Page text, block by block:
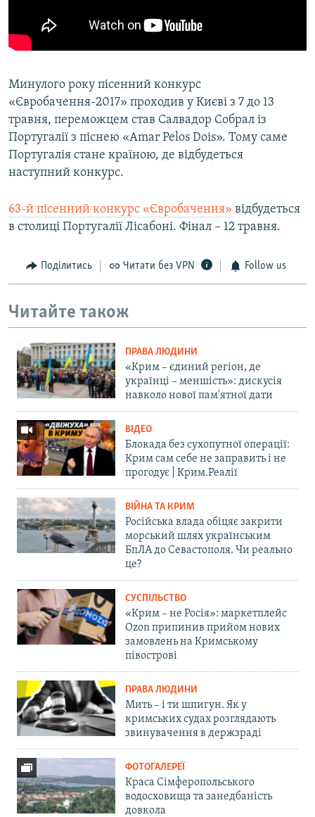
Минулого року пісенний конкурс
«Євробачення-2017» проходив у Києві з 7 до 13
травня, переможцем став Салвадор Собрал із
Португалії з піснею «Amar Pelos Dois». Тому саме
Португалія стане країною, де відбудеться
наступний конкурс.
63-й пісенний конкурс «Євробачення» відбудеться
в столиці Португалії Лісабоні. Фінал – 12 травня.
Поділитись Читати без VPN Follow us
Читайте також
ПРАВА ЛЮДИНИ
«Крим – єдиний регіон, де
українці – меншість»: дискусія
навколо нової пам'ятної дати
ВІДЕО
Блокада без сухопутної операції:
Крим сам себе не заправить і не
прогодує | Крим.Реалії
ВІЙНА ТА КРИМ
Російська влада обіцяє закрити
морський шлях українським
БпЛА до Севастополя. Чи реально
це?
СУСПІЛЬСТВО
«Крим – не Росія»: маркетплейс
Ozon припинив прийом нових
замовлень на Кримському
півострові
ПРАВА ЛЮДИНИ
Мить – і ти шпигун. Як у
кримських судах розглядають
звинувачення в держзраді
ФОТОГАЛЕРЕЇ
Краса Сімферопольського
водосховища та занедбаність
довкола